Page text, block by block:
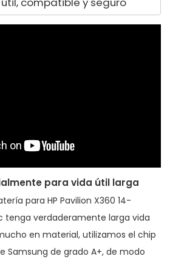
para vida útil larga
para HP Pavilion X360 14-
tenga verdaderamente larga vida
en material, utilizamos el chip
Samsung de grado A+, de modo